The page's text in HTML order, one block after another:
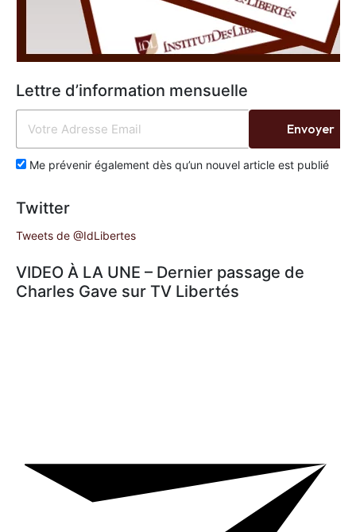
Lettre d’information mensuelle
Me prévenir également dès qu’un nouvel article est publié
Envoyer
Twitter
Tweets de @IdLibertes
VIDEO À LA UNE – Dernier passage de
Charles Gave sur TV Libertés